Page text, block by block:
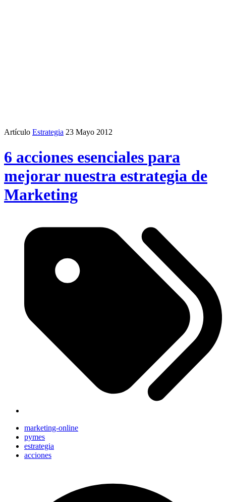
Artículo Estrategia 23 Mayo 2012
6 acciones esenciales para
mejorar nuestra estrategia de
Marketing
marketing-online
pymes
estrategia
acciones